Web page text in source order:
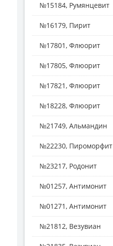
№15184, Румянцевит
№16179, Пирит
№17801, Флюорит
№17805, Флюорит
№17821, Флюорит
№18228, Флюорит
№21749, Альмандин
№22230, Пироморфит
№23217, Родонит
№01257, Антимонит
№01271, Антимонит
№21812, Везувиан